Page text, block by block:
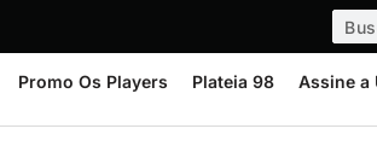
Promo Os Players Plateia 98 Assine a